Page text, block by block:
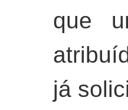
que
já